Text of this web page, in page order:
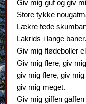
Giv mig guf og giv
Store tykke
Lækre fede
Lakrids i lange baner.
Giv mig flødeboller
Giv mig flere, giv
giv mig flere, giv mig
giv mig meget.
Giv mig giffen gaffen